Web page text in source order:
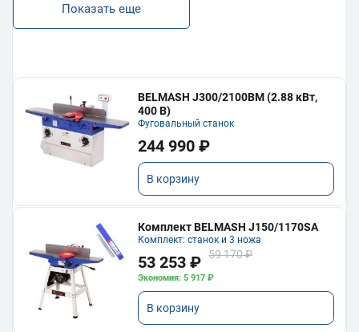
Показать еще
BELMASH J300/2100ВМ (2.88 кВт,
400 В)
Фуговальный станок
244 990 ₽
В корзину
Комплект BELMASH J150/1170SA
Комплект: станок и 3 ножа
53 253 ₽ 59 170 ₽
Экономия: 5 917 ₽
В корзину